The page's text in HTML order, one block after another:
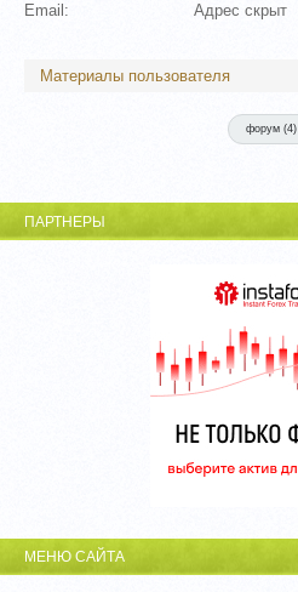
Email: Адрес скрыт
Материалы пользователя
форум (4)
ПАРТНЕРЫ
МЕНЮ САЙТА